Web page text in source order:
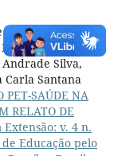
Bernardo da
Kerllon
Silva,
Carla Santana
PET-SAÚDE NA
RELATO DE
v. 4 n.
Educação pelo